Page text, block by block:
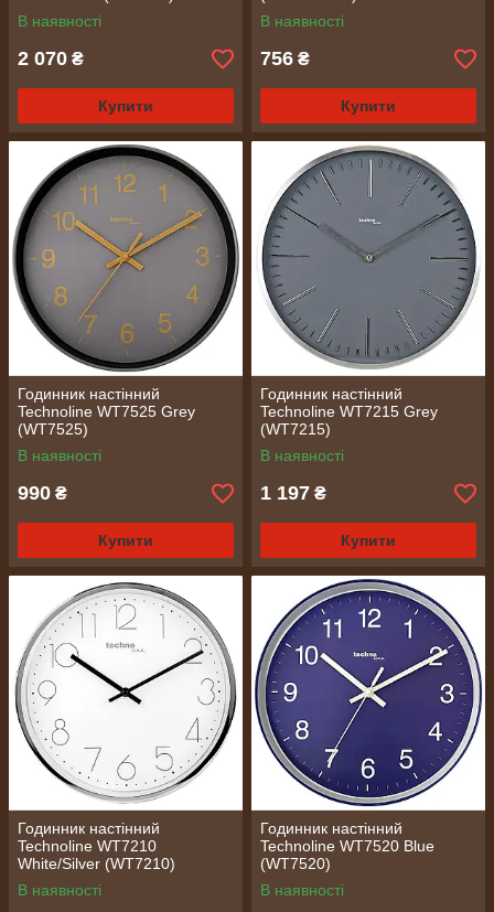
В наявності
2 070 ₴
Купити
В наявності
756 ₴
Купити
Годинник настінний
Technoline WT7525 Grey
(WT7525)
В наявності
990 ₴
Купити
Годинник настінний
Technoline WT7215 Grey
(WT7215)
В наявності
1 197 ₴
Купити
Годинник настінний
Technoline WT7210
White/Silver (WT7210)
В наявності
Годинник настінний
Technoline WT7520 Blue
(WT7520)
В наявності